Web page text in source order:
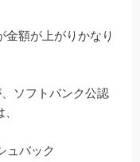
金額が上がりかなり
ソフトバンク公認
ュバック